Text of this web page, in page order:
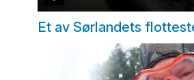
Et av Sørlandets